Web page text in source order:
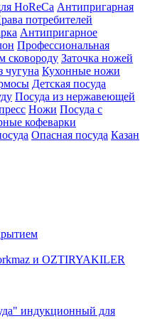
HoReCa Антипригарная
потребителей
Антипригарное
Профессиональная
сковороду Заточка ножей
чугуна Кухонные ножи
Детская посуда
Посуда из нержавеющей
Ножи Посуда с
кофеварки
Опасная посуда Казан
и OZTIRYAKILER
индукционный для